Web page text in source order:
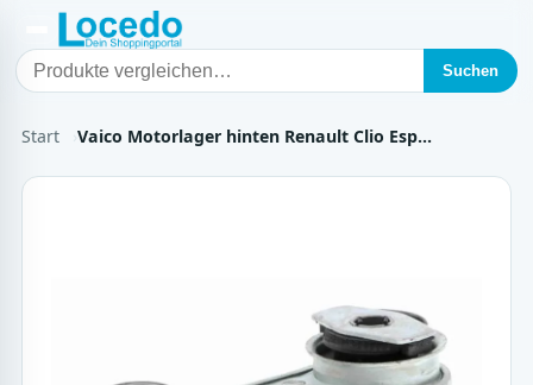
Suchen
Start Vaico Motorlager hinten Renault Clio Esp…